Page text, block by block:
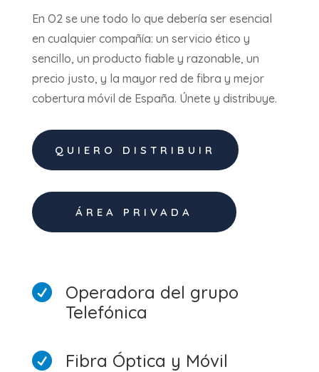
En O2 se une todo lo que debería ser esencial
en cualquier compañía: un servicio ético y
sencillo, un producto fiable y razonable, un
precio justo, y la mayor red de fibra y mejor
cobertura móvil de España. Únete y distribuye.
QUIERO DISTRIBUIR
ÁREA PRIVADA

Operadora del grupo
Telefónica
 Fibra Óptica y Móvil